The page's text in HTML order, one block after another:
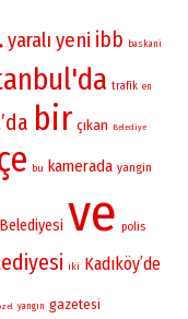
yaralı yeni ibb baskani
trafik en
bir çıkan Belediye
bu kamerada yangin
ve polis
iki Kadıköy’de
yangın gazetesi